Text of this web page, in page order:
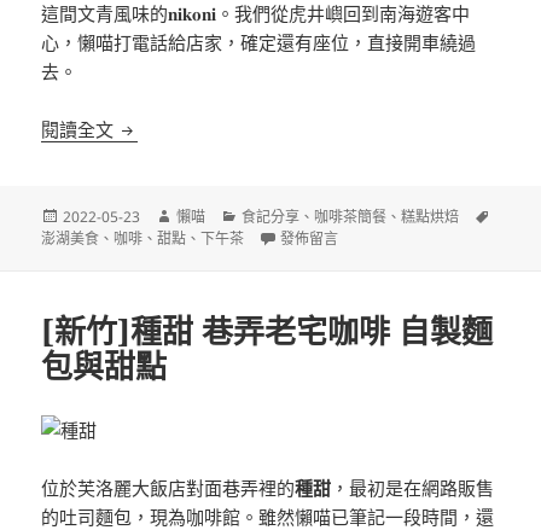
這間文青風味的𝐧𝐢𝐤𝐨𝐧𝐢。我們從虎井嶼回到南海遊客中
心，懶喵打電話給店家，確定還有座位，直接開車繞過
去。
閱讀全文 [澎湖馬公]𝐧𝐢𝐤𝐨𝐧𝐢 文青風 咖啡甜點
發
佈
2022-05-23
作
者
懶喵
分
類
食記分享 、 咖啡茶簡餐 、糕點烘焙
澎湖美食 、 咖啡 、甜點 、下午茶 在〈[澎湖馬公]𝐧𝐢𝐤𝐨𝐧𝐢 文青風 咖啡甜點〉
發佈留言
[新竹]種甜 巷弄老宅咖啡 自製麵
包與甜點
位於芙洛麗大飯店對面巷弄裡的種甜 ，最初是在網路販售
的吐司麵包，現為咖啡館。雖然懶喵已筆記一段時間，還